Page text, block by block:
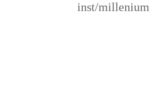
inst/millenium